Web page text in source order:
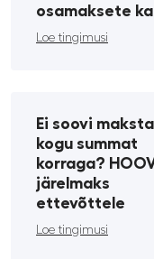
osamaksete
Loe tingimusi
Ei soovi maksta
kogu summat
korraga?
järelmaks
ettevõttele
Loe tingimusi